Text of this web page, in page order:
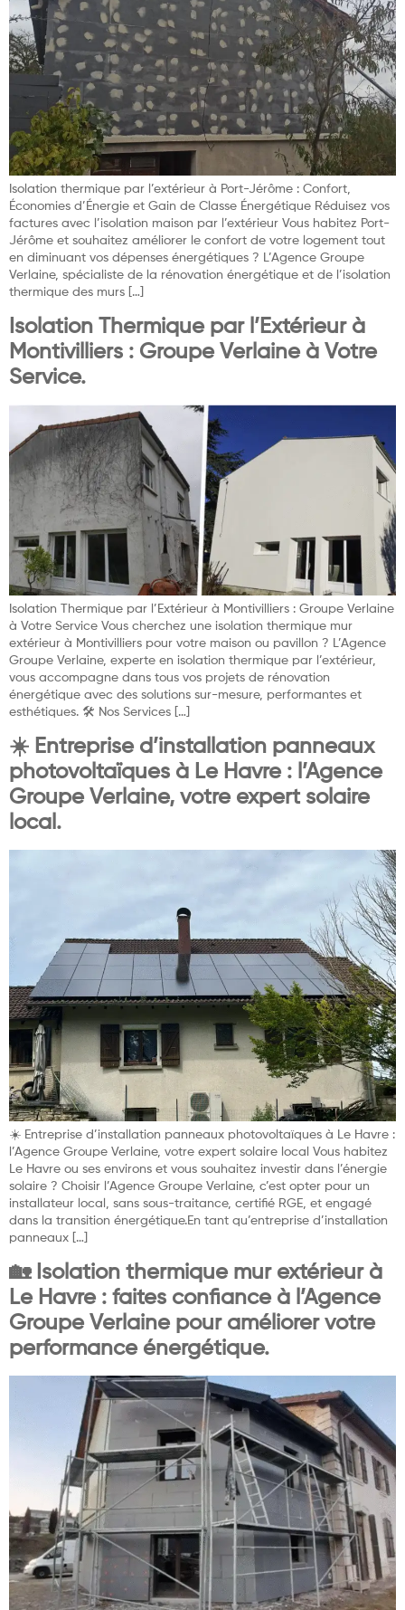
Isolation thermique par l’extérieur à Port-Jérôme : Confort,
Économies d’Énergie et Gain de Classe Énergétique Réduisez vos
factures avec l’isolation maison par l’extérieur Vous habitez Port-
Jérôme et souhaitez améliorer le confort de votre logement tout
en diminuant vos dépenses énergétiques ? L’Agence Groupe
Verlaine, spécialiste de la rénovation énergétique et de l’isolation
thermique des murs […]
Isolation Thermique par l’Extérieur à
Montivilliers : Groupe Verlaine à Votre
Service.
Isolation Thermique par l’Extérieur à Montivilliers : Groupe Verlaine
à Votre Service Vous cherchez une isolation thermique mur
extérieur à Montivilliers pour votre maison ou pavillon ? L’Agence
Groupe Verlaine, experte en isolation thermique par l’extérieur,
vous accompagne dans tous vos projets de rénovation
énergétique avec des solutions sur-mesure, performantes et
esthétiques. 🛠️ Nos Services […]
☀️ Entreprise d’installation panneaux
photovoltaïques à Le Havre : l’Agence
Groupe Verlaine, votre expert solaire
local.
☀️ Entreprise d’installation panneaux photovoltaïques à Le Havre :
l’Agence Groupe Verlaine, votre expert solaire local Vous habitez
Le Havre ou ses environs et vous souhaitez investir dans l’énergie
solaire ? Choisir l’Agence Groupe Verlaine, c’est opter pour un
installateur local, sans sous-traitance, certifié RGE, et engagé
dans la transition énergétique.En tant qu’entreprise d’installation
panneaux […]
🏡 Isolation thermique mur extérieur à
Le Havre : faites confiance à l’Agence
Groupe Verlaine pour améliorer votre
performance énergétique.